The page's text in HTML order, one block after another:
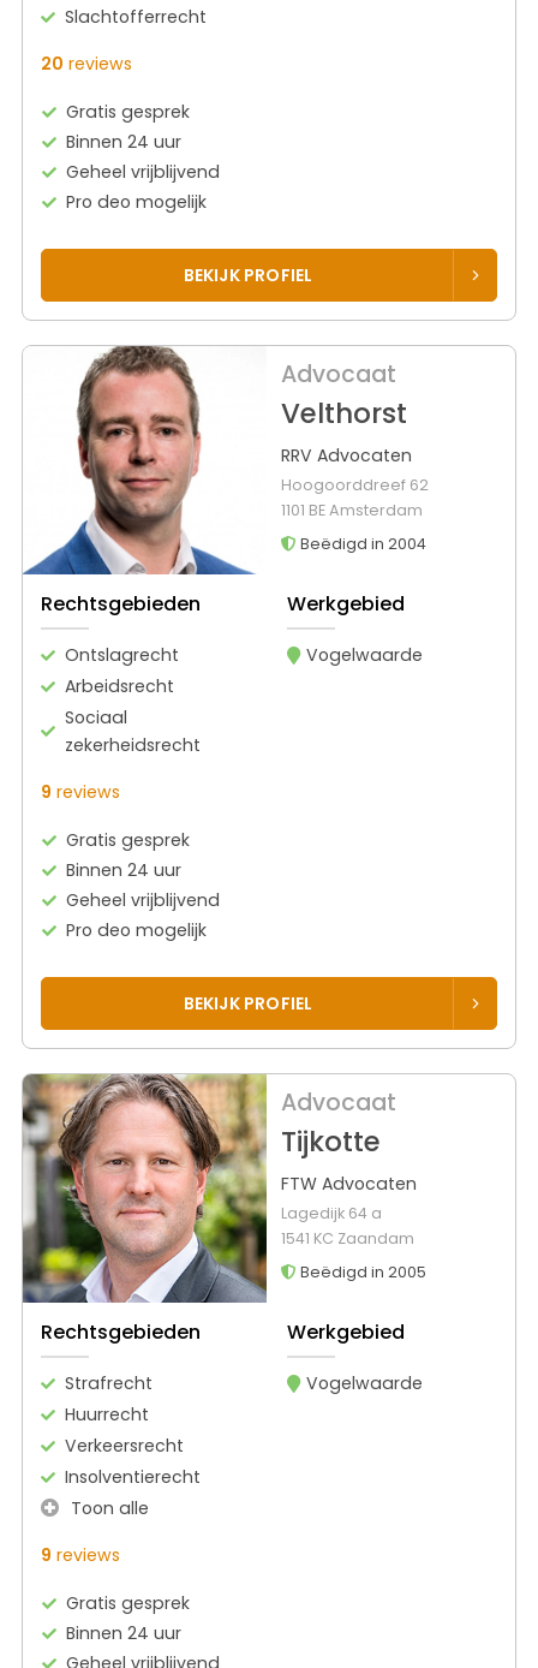
Slachtofferrecht
20 reviews
Gratis gesprek
Binnen 24 uur
Geheel vrijblijvend
Pro deo mogelijk
BEKIJK PROFIEL
Advocaat
Velthorst
RRV Advocaten
Hoogoorddreef 62
1101 BE Amsterdam
Beëdigd in 2004
Rechtsgebieden
Ontslagrecht
Arbeidsrecht
Sociaal
zekerheidsrecht
Werkgebied
Vogelwaarde
9 reviews
Gratis gesprek
Binnen 24 uur
Geheel vrijblijvend
Pro deo mogelijk
BEKIJK PROFIEL
Advocaat
Tijkotte
FTW Advocaten
Lagedijk 64 a
1541 KC Zaandam
Beëdigd in 2005
Rechtsgebieden
Strafrecht
Huurrecht
Verkeersrecht
Insolventierecht
Toon alle
Werkgebied
Vogelwaarde
9 reviews
Gratis gesprek
Binnen 24 uur
Geheel vrijblijvend